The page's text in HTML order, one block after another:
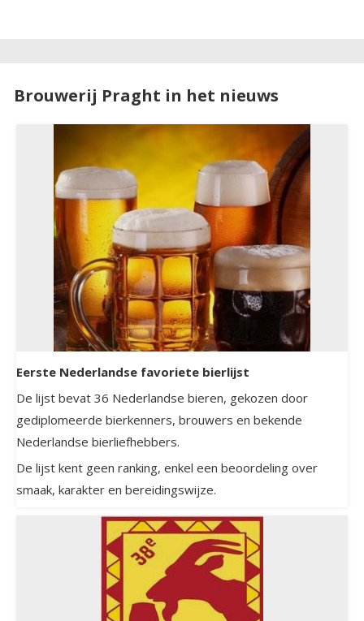
Brouwerij Praght in het nieuws
Eerste Nederlandse favoriete bierlijst
De lijst bevat 36 Nederlandse bieren, gekozen door
gediplomeerde bierkenners, brouwers en bekende
Nederlandse bierliefhebbers.
De lijst kent geen ranking, enkel een beoordeling over
smaak, karakter en bereidingswijze.